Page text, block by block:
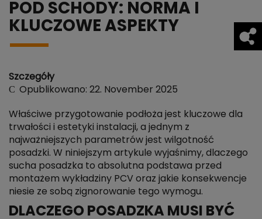
POD SCHODY: NORMA I
KLUCZOWE ASPEKTY
Szczegóły
Opublikowano: 22. November 2025
Właściwe przygotowanie podłoża jest kluczowe dla
trwałości i estetyki instalacji, a jednym z
najważniejszych parametrów jest wilgotność
posadzki. W niniejszym artykule wyjaśnimy, dlaczego
sucha posadzka to absolutna podstawa przed
montażem wykładziny PCV oraz jakie konsekwencje
niesie ze sobą zignorowanie tego wymogu.
DLACZEGO POSADZKA MUSI BYĆ